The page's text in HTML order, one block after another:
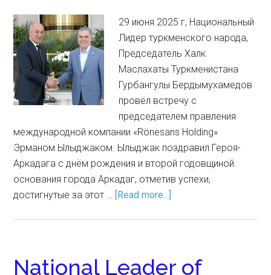
29 июня 2025 г, Национальный
Лидер туркменского народа,
Председатель Халк
Маслахаты Туркменистана
Гурбангулы Бердымухамедов
провёл встречу с
председателем правления
международной компании «Rönesans Holding»
Эрманом Ылыджаком. Ылыджак поздравил Героя-
Аркадага с днём рождения и второй годовщиной
основания города Аркадаг, отметив успехи,
достигнутые за этот … [Read more...]
National Leader of